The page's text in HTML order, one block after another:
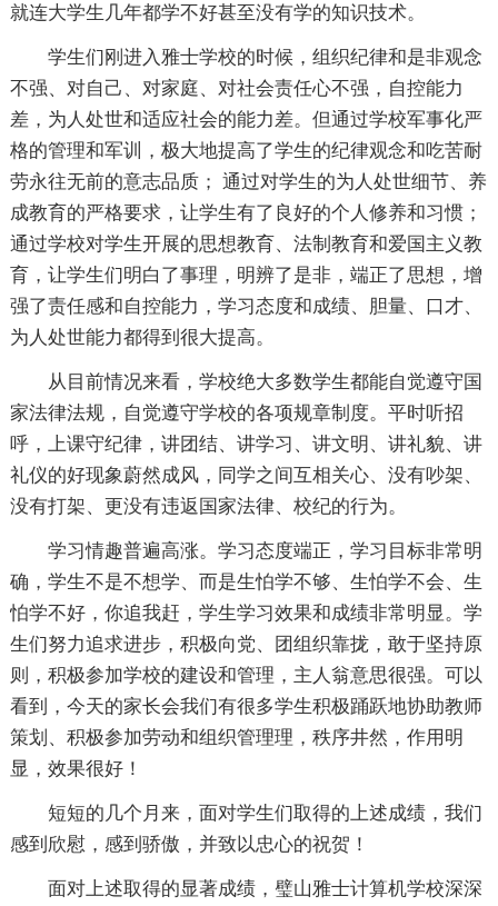
就连大学生几年都学不好甚至没有学的知识技术。
学生们刚进入雅士学校的时候，组织纪律和是非观念
不强、对自己、对家庭、对社会责任心不强，自控能力
差，为人处世和适应社会的能力差。但通过学校军事化严
格的管理和军训，极大地提高了学生的纪律观念和吃苦耐
劳永往无前的意志品质； 通过对学生的为人处世细节、养
成教育的严格要求，让学生有了良好的个人修养和习惯；
通过学校对学生开展的思想教育、法制教育和爱国主义教
育，让学生们明白了事理，明辨了是非，端正了思想，增
强了责任感和自控能力，学习态度和成绩、胆量、口才、
为人处世能力都得到很大提高。
从目前情况来看，学校绝大多数学生都能自觉遵守国
家法律法规，自觉遵守学校的各项规章制度。平时听招
呼，上课守纪律，讲团结、讲学习、讲文明、讲礼貌、讲
礼仪的好现象蔚然成风，同学之间互相关心、没有吵架、
没有打架、更没有违返国家法律、校纪的行为。
学习情趣普遍高涨。学习态度端正，学习目标非常明
确，学生不是不想学、而是生怕学不够、生怕学不会、生
怕学不好，你追我赶，学生学习效果和成绩非常明显。学
生们努力追求进步，积极向党、团组织靠拢，敢于坚持原
则，积极参加学校的建设和管理，主人翁意思很强。可以
看到，今天的家长会我们有很多学生积极踊跃地协助教师
策划、积极参加劳动和组织管理理，秩序井然，作用明
显，效果很好！
短短的几个月来，面对学生们取得的上述成绩，我们
感到欣慰，感到骄傲，并致以忠心的祝贺！
面对上述取得的显著成绩，璧山雅士计算机学校深深